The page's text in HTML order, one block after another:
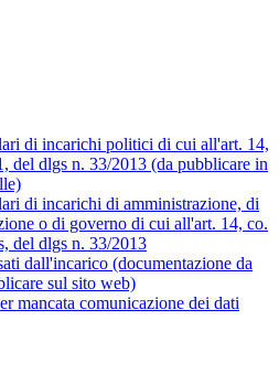
di incarichi politici di cui all'art. 14,
del dlgs n. 33/2013 (da pubblicare in
di incarichi di amministrazione, di
o di governo di cui all'art. 14, co.
del dlgs n. 33/2013
dall'incarico (documentazione da
sul sito web)
mancata comunicazione dei dati